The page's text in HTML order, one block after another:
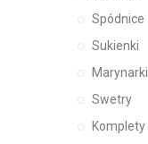
Spódnice
Sukienki
Marynarki
Swetry
Komplety